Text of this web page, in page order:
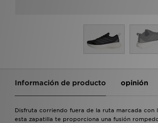
Información de producto opinión
Disfruta corriendo fuera de la ruta marcada con
esta zapatilla te proporciona una fusión